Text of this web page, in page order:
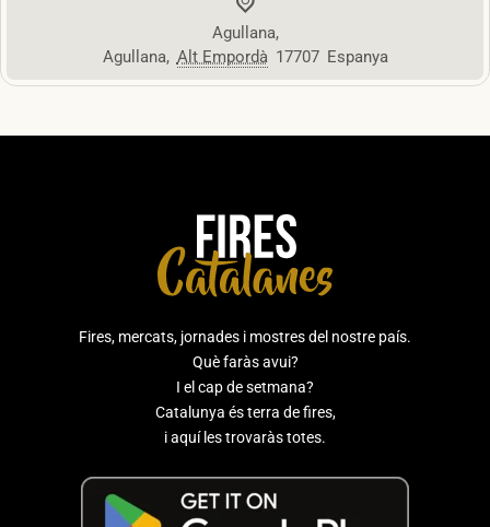
Agullana,
Agullana, Alt Empordà 17707 Espanya
Fires, mercats, jornades i mostres del nostre país.
Què faràs avui?
I el cap de setmana?
Catalunya és terra de fires,
i aquí les trovaràs totes.